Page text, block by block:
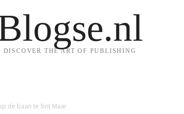
DISCOVER THE ART OF PUBLISHING
de baan te Sint Maar